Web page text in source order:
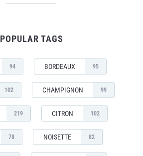
POPULAR TAGS
94 BORDEAUX 95
102 CHAMPIGNON 99
219 CITRON 102
78 NOISETTE 82